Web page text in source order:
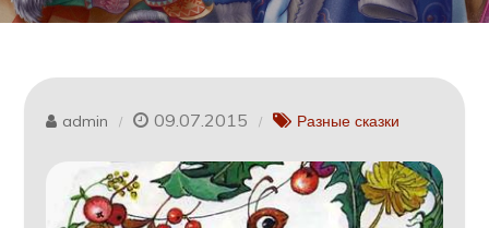
admin 09.07.2015 Разные сказки